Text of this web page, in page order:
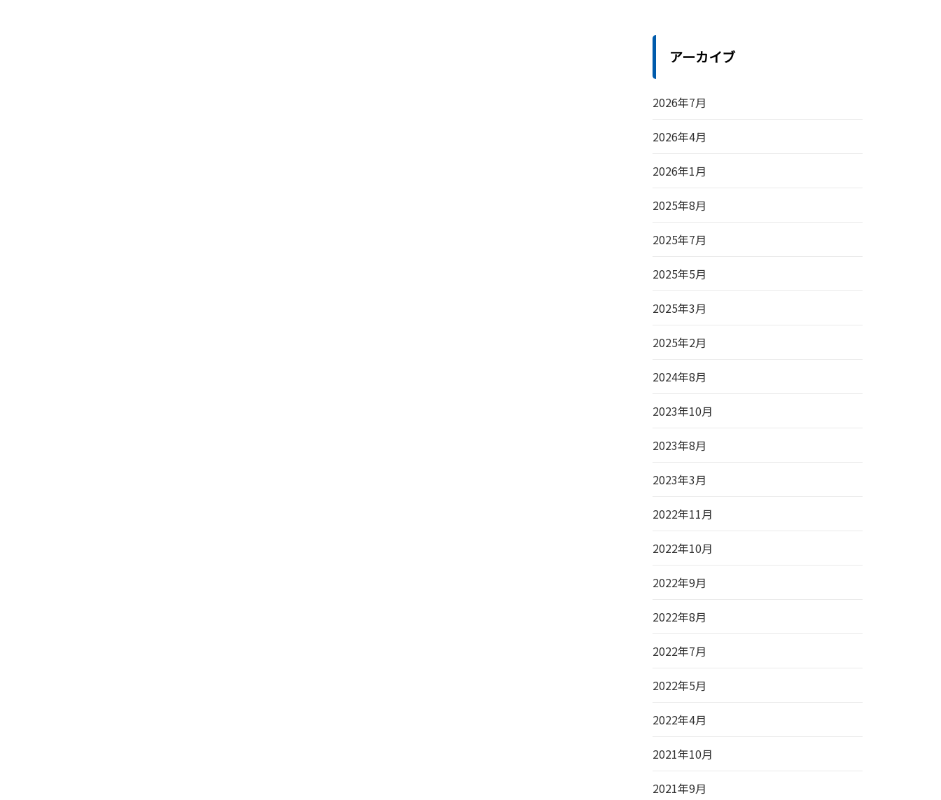
アーカイブ
2026年7月
2026年4月
2026年1月
2025年8月
2025年7月
2025年5月
2025年3月
2025年2月
2024年8月
2023年10月
2023年8月
2023年3月
2022年11月
2022年10月
2022年9月
2022年8月
2022年7月
2022年5月
2022年4月
2021年10月
2021年9月